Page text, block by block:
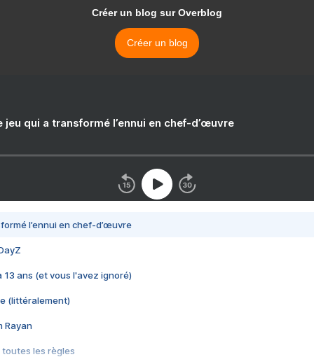
Créer un blog sur Overblog
Créer un blog
jeu qui a transformé l’ennui en chef-d’œuvre
l’ennui en chef-d’œuvre
13 ans (et vous l'avez ignoré)
(littéralement)
Rayan
toutes les règles